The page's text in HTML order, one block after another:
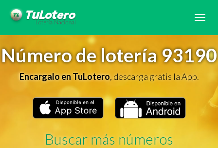
Número de lotería 93190
Encargalo en TuLotero, descarga gratis la App.
Buscar más números